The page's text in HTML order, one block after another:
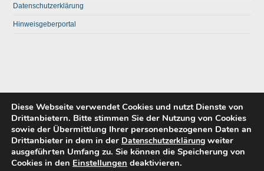
Datenschutzerklärung
Hinweisgeberportal
Diese Webseite verwendet Cookies und nutzt Dienste von
Drittanbietern. Bitte stimmen Sie der Nutzung von Cookies
sowie der Übermittlung Ihrer personenbezogenen Daten an
Drittanbieter in dem in der Datenschutzerklärung weiter
ausgeführten Umfang zu. Sie können die Speicherung von
Cookies in den Einstellungen deaktivieren.